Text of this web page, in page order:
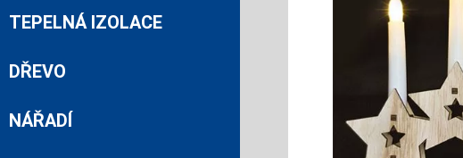
TEPELNÁ IZOLACE
DŘEVO
NÁŘADÍ